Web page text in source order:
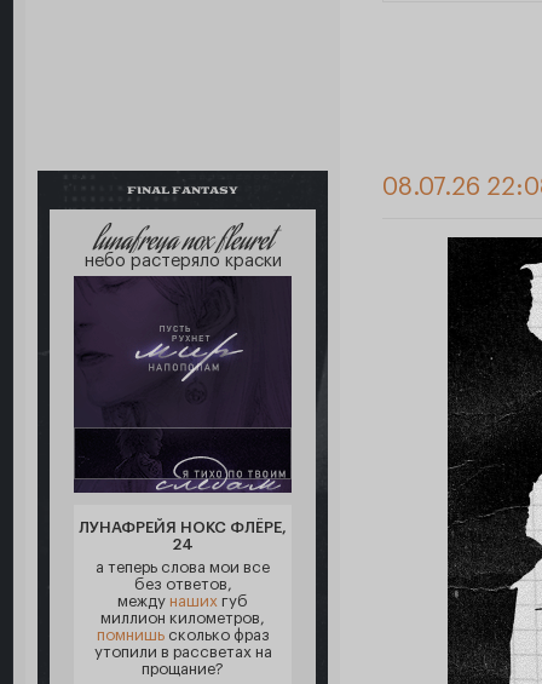
FINAL FANTASY
lunafreya nox fleuret
небо растеряло краски
ЛУНАФРЕЙЯ НОКС ФЛЁРЕ,
24
а теперь слова мои все
без ответов,
между наших губ
миллион километров,
помнишьсколько фраз
утопили в рассветах на
прощание?
08.07.26